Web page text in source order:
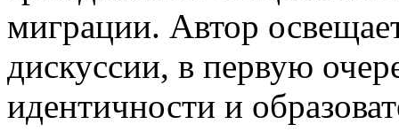
миграции. Автор
дискуссии, в первую
идентичности и